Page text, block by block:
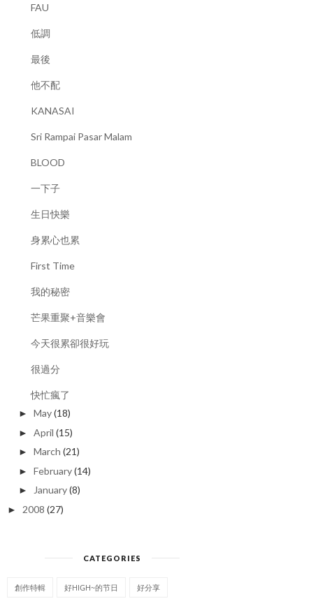
感觸 之 謝謝你出現在我的青
FAU
低調
最後
他不配
KANASAI
Sri Rampai Pasar Malam
BLOOD
一下子
生日快樂
身累心也累
First Time
我的秘密
芒果重聚+音樂會
今天很累卻很好玩
很過分
快忙瘋了
►May(18)
►April (15)
►March (21)
►February(14)
► January(8)
► 2008 (27)
CATEGORIES
創作特輯 好HIGH~的节日 好分享